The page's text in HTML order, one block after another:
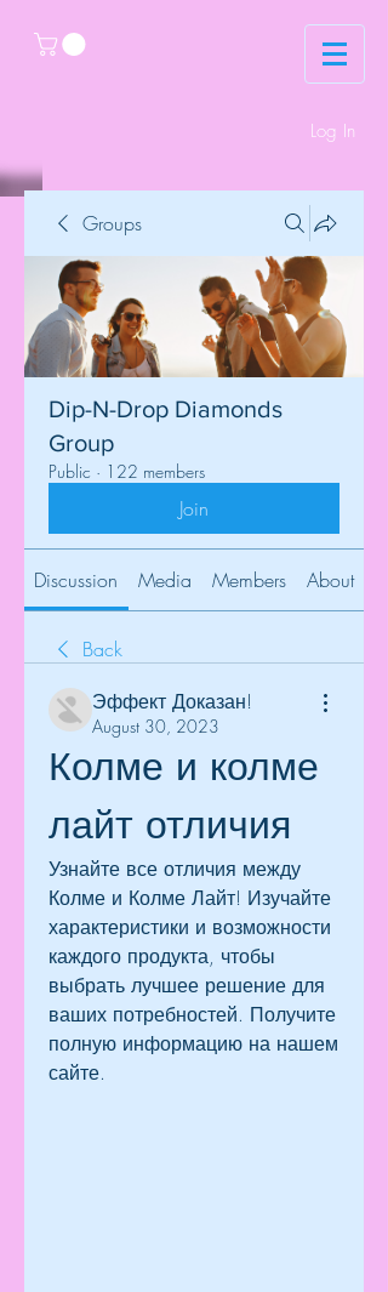
Log In
Groups
Dip-N-Drop Diamonds
Group
Public · 122 members
Join
Discussion Media Members About
Back
Эффект Доказан!
August 30, 2023
Колме и колме
лайт отличия
Узнайте все отличия между
Колме и Колме Лайт! Изучайте
характеристики и возможности
каждого продукта, чтобы
выбрать лучшее решение для
ваших потребностей. Получите
полную информацию на нашем
сайте.